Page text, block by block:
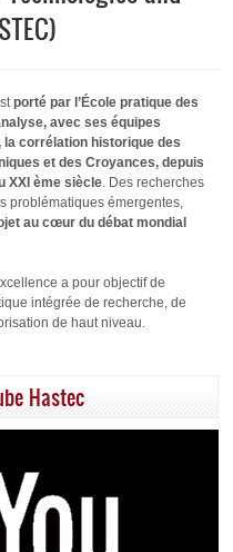
porté par l’École pratique des
avec ses équipes
corrélation historique des
et des Croyances, depuis
XXI ème siècle. Des recherches
problématiques émergentes,
au cœur du débat mondial
a pour objectif de
intégrée de recherche, de
de haut niveau.
Hastec